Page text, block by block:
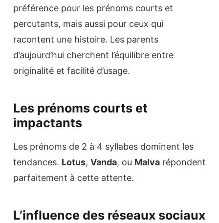
préférence pour les prénoms courts et
percutants, mais aussi pour ceux qui
racontent une histoire. Les parents
d’aujourd’hui cherchent l’équilibre entre
originalité et facilité d’usage.
Les prénoms courts et
impactants
Les prénoms de 2 à 4 syllabes dominent les
tendances. Lotus, Vanda, ou Malva répondent
parfaitement à cette attente.
L’influence des réseaux sociaux